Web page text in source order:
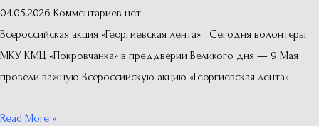
04.05.2026 Комментариев нет
Всероссийская акция «Георгиевская лента» Сегодня волонтеры
МКУ КМЦ «Покровчанка» в преддверии Великого дня — 9 Мая
провели важную Всероссийскую акцию «Георгиевская лента» .
Read More »